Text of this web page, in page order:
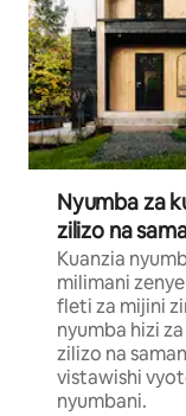
Nyumba za
zilizo na
Kuanzia
milimani
fleti za mijini
nyumba hizi
zilizo na
vistawishi
nyumbani.